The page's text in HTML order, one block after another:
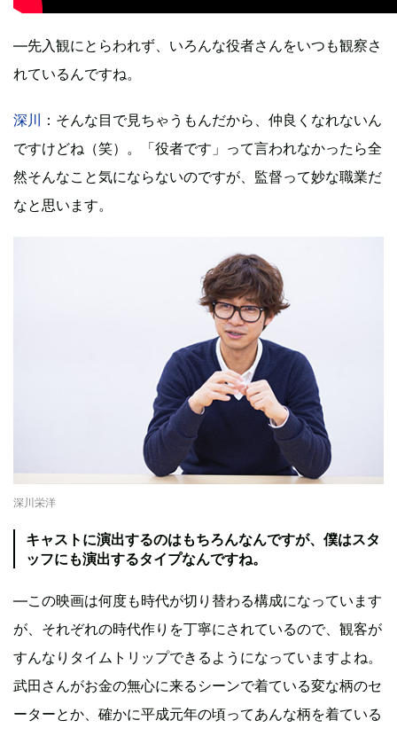
―先入観にとらわれず、いろんな役者さんをいつも観察さ
れているんですね。
深川 ：そんな目で見ちゃうもんだから、仲良くなれないん
ですけどね（笑）。「役者です」って言われなかったら全
然そんなこと気にならないのですが、監督って妙な職業だ
なと思います。
深川栄洋
キャストに演出するのはもちろんなんですが、僕はスタ
ッフにも演出するタイプなんですね。
―この映画は何度も時代が切り替わる構成になっています
が、それぞれの時代作りを丁寧にされているので、観客が
すんなりタイムトリップできるようになっていますよね。
武田さんがお金の無心に来るシーンで着ている変な柄のセ
ーターとか、確かに平成元年の頃ってあんな柄を着ている